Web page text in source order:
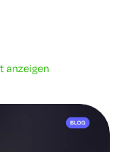
anzeigen